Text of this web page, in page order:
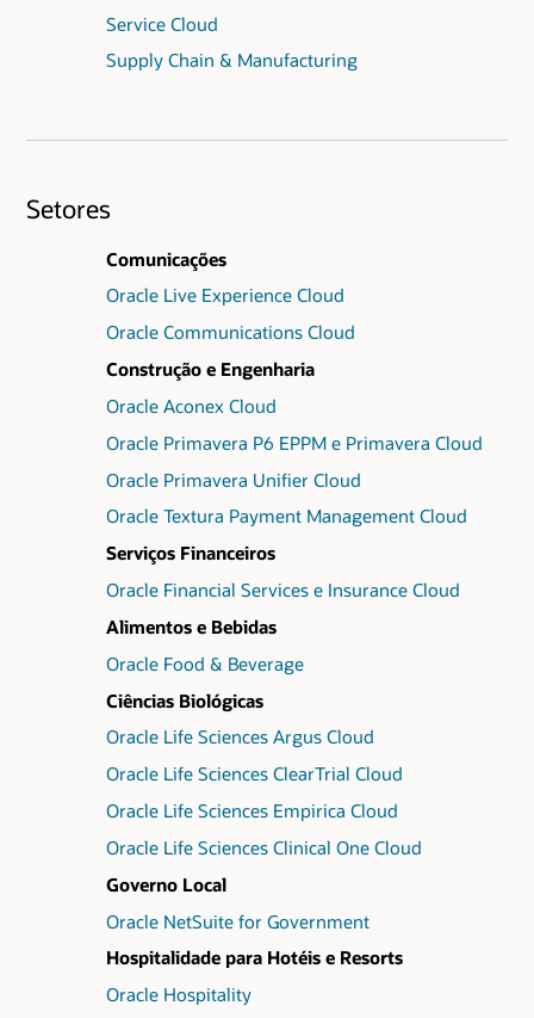
Service Cloud
Supply Chain & Manufacturing
Setores
Comunicações
Oracle Live Experience Cloud
Oracle Communications Cloud
Construção e Engenharia
Oracle Aconex Cloud
Oracle Primavera P6 EPPM e Primavera Cloud
Oracle Primavera Unifier Cloud
Oracle Textura Payment Management Cloud
Serviços Financeiros
Oracle Financial Services e Insurance Cloud
Alimentos e Bebidas
Oracle Food & Beverage
Ciências Biológicas
Oracle Life Sciences Argus Cloud
Oracle Life Sciences ClearTrial Cloud
Oracle Life Sciences Empirica Cloud
Oracle Life Sciences Clinical One Cloud
Governo Local
Oracle NetSuite for Government
Hospitalidade para Hotéis e Resorts
Oracle Hospitality